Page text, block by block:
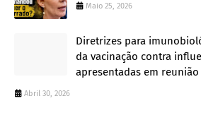
Maio 25, 2026
Diretrizes para
da vacinação contra
apresentadas em reunião
Abril 30, 2026